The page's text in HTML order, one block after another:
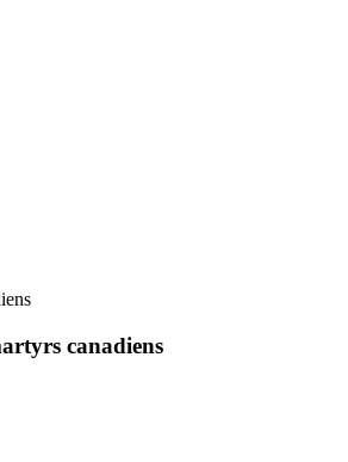
canadiens